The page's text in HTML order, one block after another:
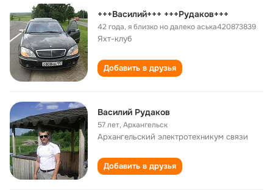
+++Василий+++ +++Рудаков+++
42 года,я близко но далеко аська420873839
Яхт-клуб
Добавить в друзья
Василий Рудаков
57 лет,Архангельск
Архангельский электротехникум связи
Добавить в друзья